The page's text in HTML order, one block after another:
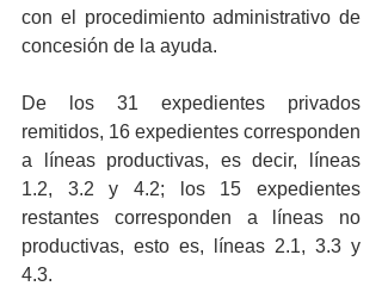
con el procedimiento administrativo de
concesión de la ayuda.
De los 31 expedientes privados
remitidos, 16 expedientes corresponden
a líneas productivas, es decir, líneas
1.2, 3.2 y 4.2; los 15 expedientes
restantes corresponden a líneas no
productivas, esto es, líneas 2.1, 3.3 y
4.3.